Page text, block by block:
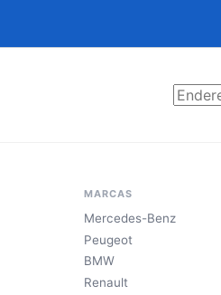
MARCAS
Mercedes-Benz
Peugeot
BMW
Renault